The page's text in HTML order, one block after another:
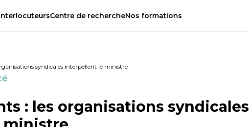
Centre de rechercheNos formations
syndicales interpellent le ministre
: les organisations syndicales